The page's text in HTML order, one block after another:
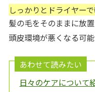
しっかりとドライヤー
髪の毛をそのままに放
頭皮環境が悪くなる可能
あわせて読みたい
日々のケアについて